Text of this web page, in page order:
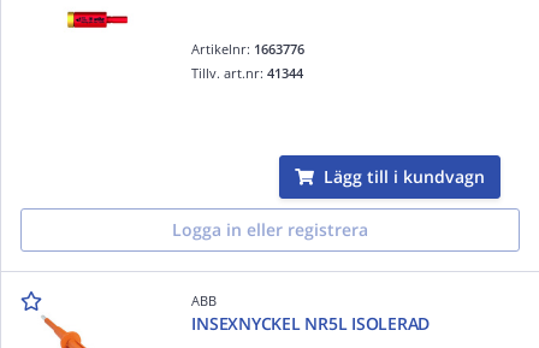
Artikelnr: 1663776
Tillv. art.nr:41344
Lägg till i kundvagn
Logga in eller registrera
ABB
INSEXNYCKEL NR5L ISOLERAD